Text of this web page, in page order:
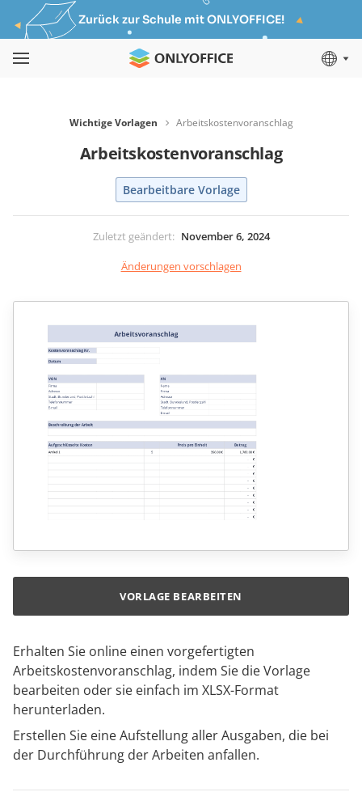
Zurück zur Schule mit ONLYOFFICE!
Wichtige Vorlagen Arbeitskostenvoranschlag
Arbeitskostenvoranschlag
Bearbeitbare Vorlage
Zuletzt geändert: November 6, 2024
Änderungen vorschlagen
Erhalten Sie online einen vorgefertigten
Arbeitskostenvoranschlag, indem Sie die Vorlage
bearbeiten oder sie einfach im XLSX-Format
herunterladen.
Erstellen Sie eine Aufstellung aller Ausgaben, die bei
der Durchführung der Arbeiten anfallen.
VORLAGE BEARBEITEN